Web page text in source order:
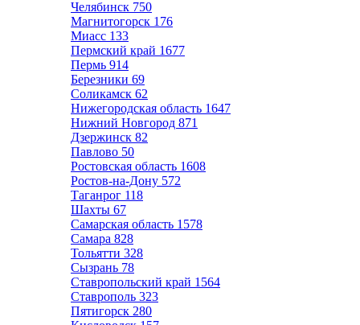
Челябинск 750
Магнитогорск 176
Миасс 133
Пермский край 1677
Пермь 914
Березники 69
Соликамск 62
Нижегородская область 1647
Нижний Новгород 871
Дзержинск 82
Павлово 50
Ростовская область 1608
Ростов-на-Дону 572
Таганрог 118
Шахты 67
Самарская область 1578
Самара 828
Тольятти 328
Сызрань 78
Ставропольский край 1564
Ставрополь 323
Пятигорск 280